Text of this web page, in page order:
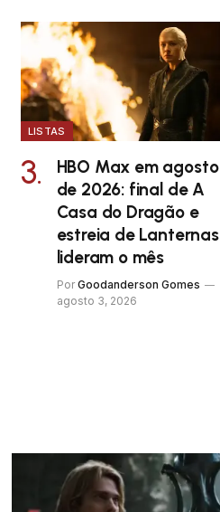
LISTAS
HBO Max em agosto
de 2026: final de A
Casa do Dragão e
estreia de Lanternas
lideram o mês
Por Goodanderson Gomes
agosto 3, 2026